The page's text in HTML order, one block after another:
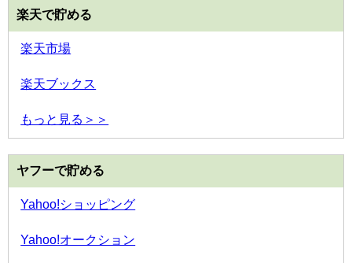
楽天で貯める
楽天市場
楽天ブックス
もっと見る＞＞
ヤフーで貯める
Yahoo!ショッピング
Yahoo!オークション